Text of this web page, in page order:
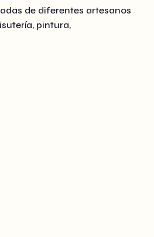
de diferentes artesanos
pintura,